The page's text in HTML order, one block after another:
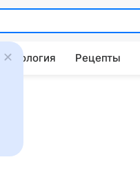
Психология Рецепты